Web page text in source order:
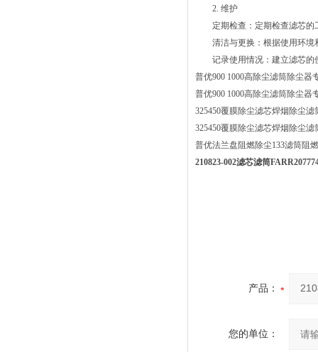
2. 维护
定期检查：定期检查滤芯的
清洁与更换：根据使用环境
记录使用情况：建立滤芯的
普优900 1000高除尘滤筒除尘器
普优900 1000高除尘滤筒除尘器
325450覆膜除尘滤芯焊烟除尘
325450覆膜除尘滤芯焊烟除尘
普优法兰盘阻燃除尘133滤筒阻
210823-002滤芯滤筒
产品：
您的单位：